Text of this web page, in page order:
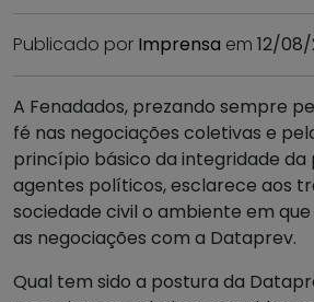
Publicado por Imprensa em 12/08/
A Fenadados, prezando sempre
fé nas negociações coletivas e
princípio básico da integridade da
agentes políticos, esclarece aos
sociedade civil o ambiente em
as negociações com a Dataprev.
Qual tem sido a postura da